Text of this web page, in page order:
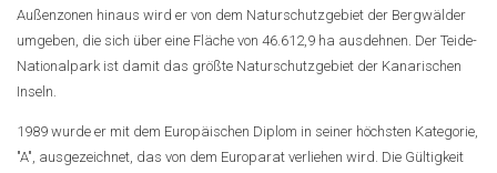
Außenzonen hinaus wird er von dem Naturschutzgebiet der Bergwälder
umgeben, die sich über eine Fläche von 46.612,9 ha ausdehnen. Der Teide-
Nationalpark ist damit das größte Naturschutzgebiet der Kanarischen
Inseln.
1989 wurde er mit dem Europäischen Diplom in seiner höchsten Kategorie,
"A", ausgezeichnet, das von dem Europarat verliehen wird. Die Gültigkeit